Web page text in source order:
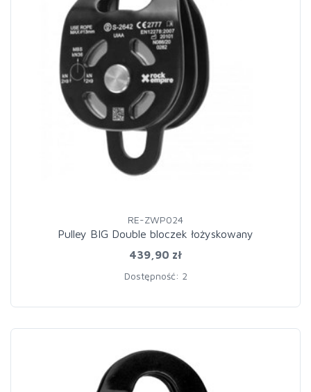
RE-ZWP024
Pulley BIG Double bloczek łożyskowany
439,90 zł
Dostępność: 2